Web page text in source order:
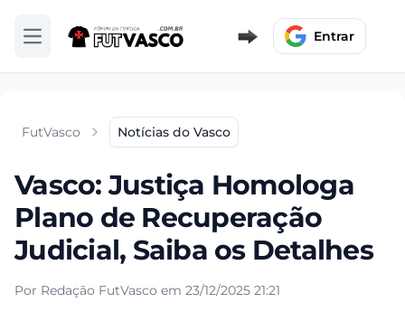
Abrir menu Entrar
FutVasco Notícias do Vasco
Vasco: Justiça Homologa
Plano de Recuperação
Judicial, Saiba os Detalhes
Por Redação FutVasco em 23/12/2025 21:21